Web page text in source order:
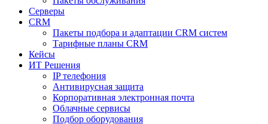
Серверы
CRM
Пакеты подбора и адаптации CRM систем
Тарифные планы CRM
Кейсы
ИТ Решения
IP телефония
Антивирусная защита
Корпоративная электронная почта
Облачные сервисы
Подбор оборудования